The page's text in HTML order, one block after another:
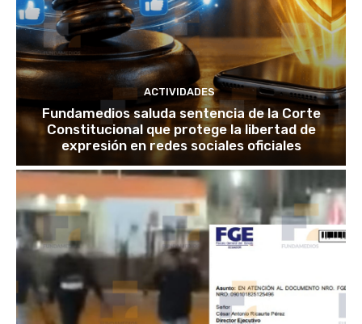
ACTIVIDADES
Fundamedios saluda sentencia de la Corte
Constitucional que protege la libertad de
expresión en redes sociales oficiales